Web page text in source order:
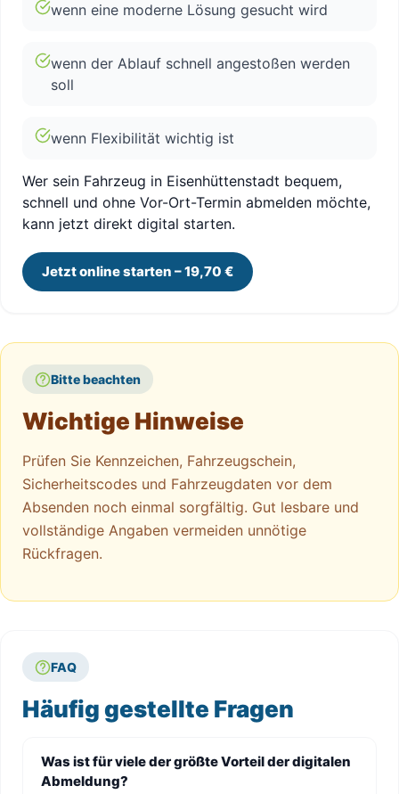
wenn eine moderne Lösung gesucht wird
wenn der Ablauf schnell angestoßen werden
soll
wenn Flexibilität wichtig ist
Wer sein Fahrzeug in Eisenhüttenstadt bequem,
schnell und ohne Vor-Ort-Termin abmelden möchte,
kann jetzt direkt digital starten.
Jetzt online starten – 19,70 €
Bitte beachten
Wichtige Hinweise
Prüfen Sie Kennzeichen, Fahrzeugschein,
Sicherheitscodes und Fahrzeugdaten vor dem
Absenden noch einmal sorgfältig. Gut lesbare und
vollständige Angaben vermeiden unnötige
Rückfragen.
FAQ
Häufig gestellte Fragen
Was ist für viele der größte Vorteil der digitalen
Abmeldung?